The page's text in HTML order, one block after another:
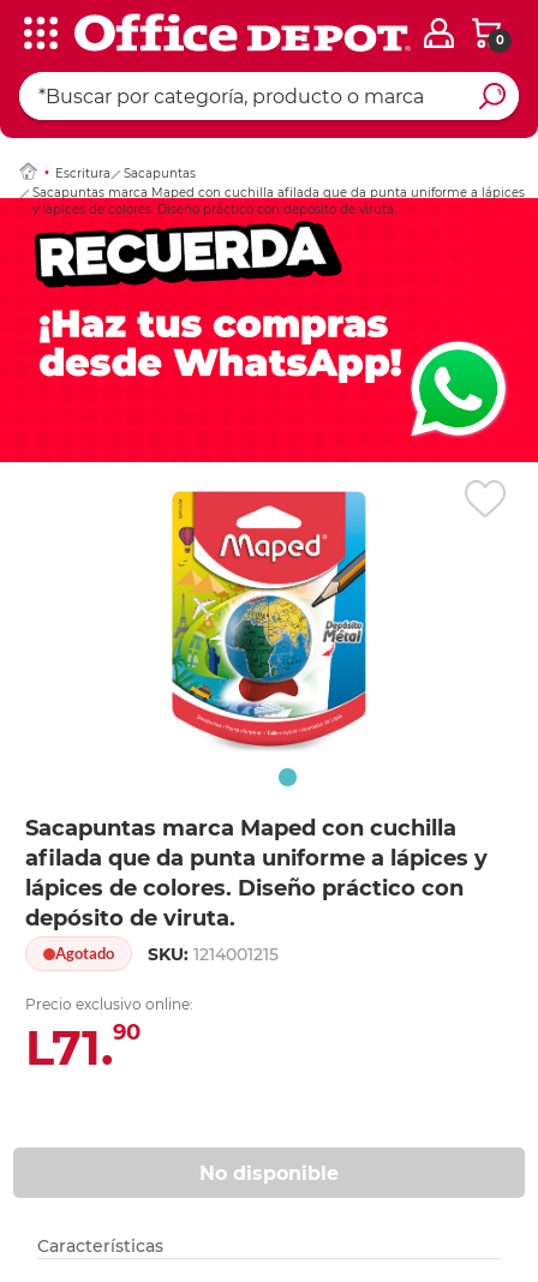
0
Escritura
Sacapuntas
Sacapuntas marca Maped con cuchilla afilada que da punta uniforme a lápices
y lápices de colores. Diseño práctico con depósito de viruta.
Sacapuntas marca Maped con cuchilla
afilada que da punta uniforme a lápices y
lápices de colores. Diseño práctico con
depósito de viruta.
Agotado SKU:1214001215
Precio exclusivo online:
L71.90
No disponible
Ingresar Codigo
Características